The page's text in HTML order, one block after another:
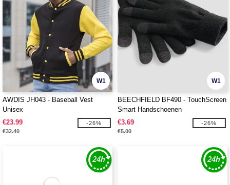
W1
AWDIS JH043 - Baseball Vest
Unisex
€23.99
€32.40
-26%
W1
BEECHFIELD BF490 - TouchScreen
Smart Handschoenen
€3.69
€5.00
-26%